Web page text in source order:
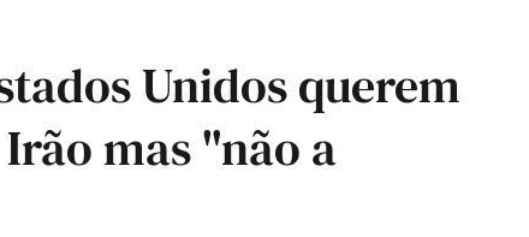
Unidos querem
mas "não a